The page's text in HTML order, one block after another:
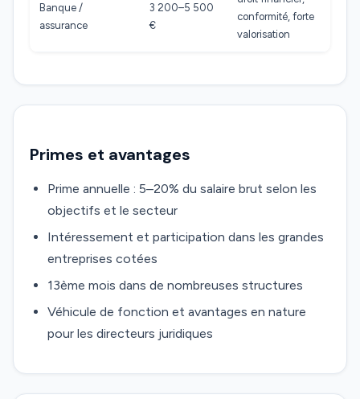
Banque /
assurance
3 200–5 500
€
conformité, forte
valorisation
Primes et avantages
Prime annuelle : 5–20% du salaire brut selon les
objectifs et le secteur
Intéressement et participation dans les grandes
entreprises cotées
13ème mois dans de nombreuses structures
Véhicule de fonction et avantages en nature
pour les directeurs juridiques